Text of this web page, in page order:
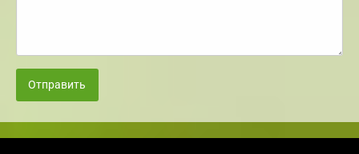
Отправить